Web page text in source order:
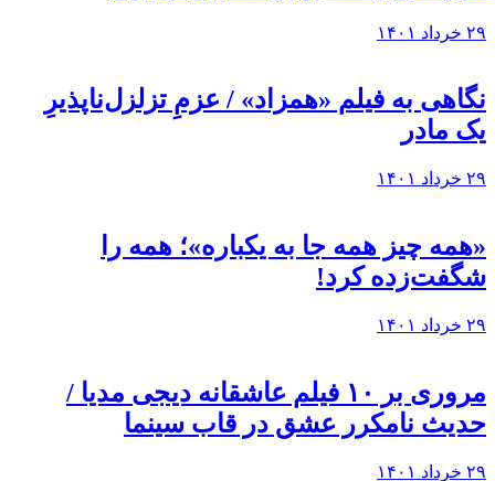
۲۹ خرداد ۱۴۰۱
نگاهی به فيلم «همزاد» / عزمِ تزلزل‌ناپذیرِ
یک مادر
۲۹ خرداد ۱۴۰۱
«همه چیز همه جا به یکباره»؛ همه را
شگفت‌زده کرد!
۲۹ خرداد ۱۴۰۱
مروری بر ۱۰ فیلم عاشقانه دیجی مدیا /
حدیث نامکرر عشق در قاب سینما
۲۹ خرداد ۱۴۰۱